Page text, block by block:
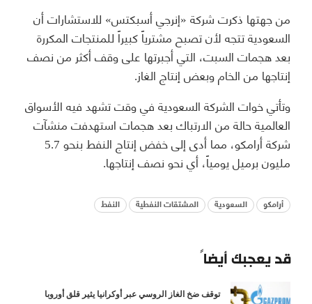
من جهتها ذكرت شركة «إنرجي أسبكتس» للاستشارات أن
السعودية تتجه لأن تصبح مشترياً كبيراً للمنتجات المكررة
بعد هجمات السبت، التي أجبرتها على وقف أكثر من نصف
إنتاجها من الخام وبعض إنتاج الغاز.
وتأتي خوات الشركة السعودية في وقت تشهد فيه الأسواق
العالمية حالة من الارتباك بعد هجمات استهدفت منشآت
شركة أرامكو، مما أدى إلى خفض إنتاج النفط بنحو 5.7
مليون برميل يومياً، أي نحو نصف إنتاجها.
أرامكو السعودية المشتقات النفطية النفط
قد يعجبك أيضاً
توقف ضخ الغاز الروسي عبر أوكرانيا يثير قلق أوروبا